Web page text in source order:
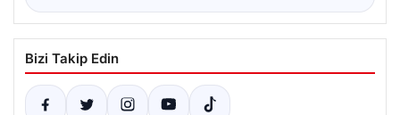
Bizi Takip Edin